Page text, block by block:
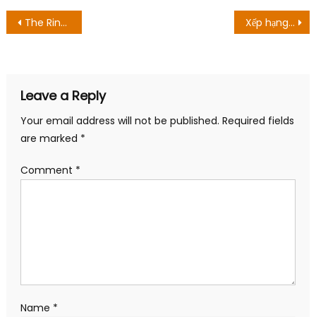
Post
The Rings Of Power Episode 1 Tóm tắt: Giới thiệu về điều gì đó tuyệt vời Xếp hạng Anime mùa hè 2022 [Tuần 01]
Leave a Reply
Your email address will not be published. Required fields
are marked *
Comment *
Name *